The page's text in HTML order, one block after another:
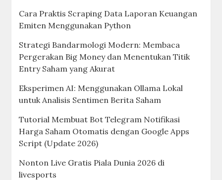
Cara Praktis Scraping Data Laporan Keuangan
Emiten Menggunakan Python
Strategi Bandarmologi Modern: Membaca
Pergerakan Big Money dan Menentukan Titik
Entry Saham yang Akurat
Eksperimen AI: Menggunakan Ollama Lokal
untuk Analisis Sentimen Berita Saham
Tutorial Membuat Bot Telegram Notifikasi
Harga Saham Otomatis dengan Google Apps
Script (Update 2026)
Nonton Live Gratis Piala Dunia 2026 di
livesports